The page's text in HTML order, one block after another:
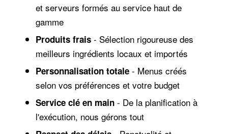
et serveurs formés au service haut de
gamme
Produits frais - Sélection rigoureuse des
meilleurs ingrédients locaux et importés
Personnalisation totale - Menus créés
selon vos préférences et votre budget
Service clé en main - De la planification à
l'exécution, nous gérons tout